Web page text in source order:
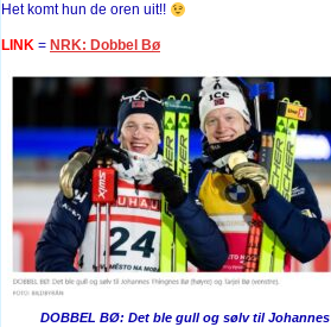
Het komt hun de oren uit!!
LINK = NRK: Dobbel Bø
DOBBEL BØ: Det ble gull og sølv til Johannes